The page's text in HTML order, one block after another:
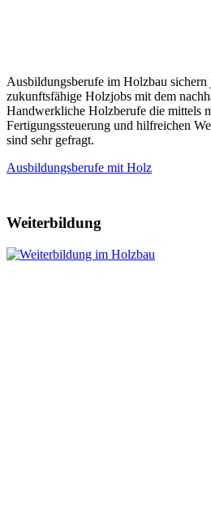
Ausbildungsberufe im Holzbau sichern
zukunftsfähige Holzjobs mit dem
Handwerkliche Holzberufe die mittels
Fertigungssteuerung und hilfreichen
sind sehr gefragt.
Ausbildungsberufe mit Holz
Weiterbildung